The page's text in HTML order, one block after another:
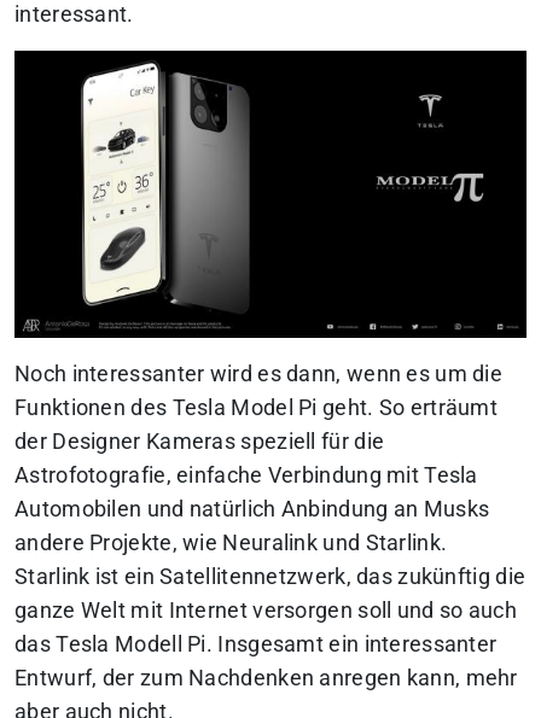
interessant.
Noch interessanter wird es dann, wenn es um die
Funktionen des Tesla Model Pi geht. So erträumt
der Designer Kameras speziell für die
Astrofotografie, einfache Verbindung mit Tesla
Automobilen und natürlich Anbindung an Musks
andere Projekte, wie Neuralink und Starlink.
Starlink ist ein Satellitennetzwerk, das zukünftig die
ganze Welt mit Internet versorgen soll und so auch
das Tesla Modell Pi. Insgesamt ein interessanter
Entwurf, der zum Nachdenken anregen kann, mehr
aber auch nicht.